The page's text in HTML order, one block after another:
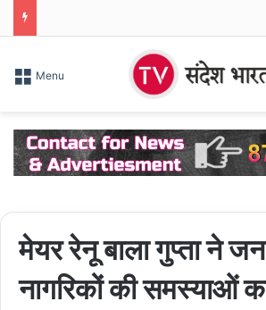
Menu
मेयर रेनू बाला गुप्ता ने
नागरिकों की समस्याओं